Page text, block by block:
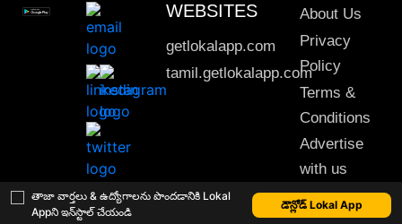
తాజా వార్తలు & ఉద్యోగాలను పొందడానికి Lokal
Appని ఇన్‌స్టాల్ చేయండి
డౌన్లోడ్ Lokal App
WEBSITES
getlokalapp.com
tamil.getlokalapp.com
About Us
Privacy
Policy
Terms &
Conditions
Advertise
with us
Sitemap
This material may not be published, transmitted, rewritten or redistributed. © 2020 Lokal App. All rights reserved.